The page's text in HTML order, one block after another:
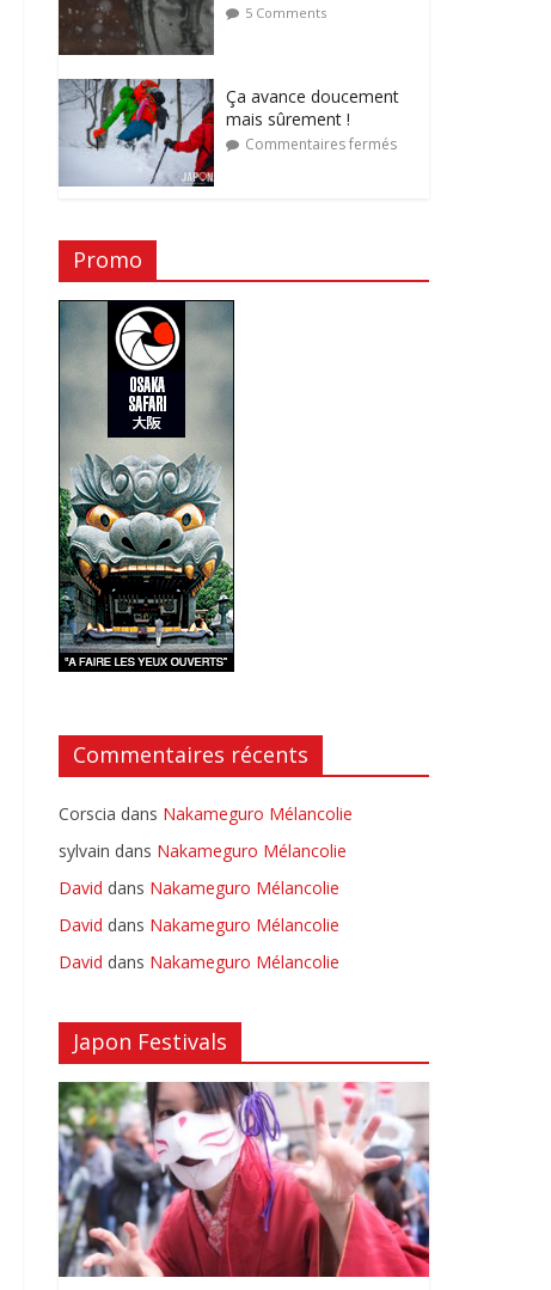
5 Comments
Ça avance doucement
mais sûrement !
Commentaires fermés
Promo
Commentaires récents
Corscia dans Nakameguro Mélancolie
sylvain dans Nakameguro Mélancolie
David dans Nakameguro Mélancolie
David dans Nakameguro Mélancolie
David dans Nakameguro Mélancolie
Japon Festivals